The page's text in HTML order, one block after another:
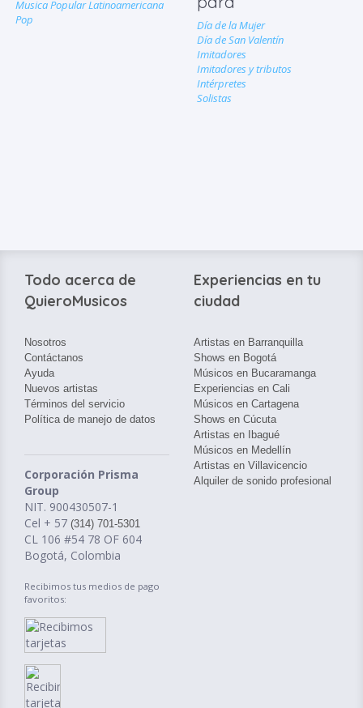
Musica Popular Latinoamericana
Pop
Día de la Mujer
Día de San Valentín
Imitadores
Imitadores y tributos
Intérpretes
Solistas
Todo acerca de
QuieroMusicos
Nosotros
Contáctanos
Ayuda
Nuevos artistas
Términos del servicio
Política de manejo de datos
Corporación Prisma
Group
NIT. 900430507-1
Cel + 57 (314) 701-5301
CL 106 #54 78 OF 604
Bogotá, Colombia
Recibimos tus medios de pago
favoritos:
Experiencias en tu
ciudad
Artistas en Barranquilla
Shows en Bogotá
Músicos en Bucaramanga
Experiencias en Cali
Músicos en Cartagena
Shows en Cúcuta
Artistas en Ibagué
Músicos en Medellín
Artistas en Villavicencio
Alquiler de sonido profesional